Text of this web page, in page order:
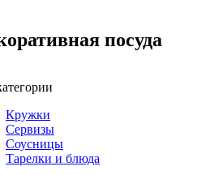
посуда
Кружки
Сервизы
Соусницы
Тарелки и блюда